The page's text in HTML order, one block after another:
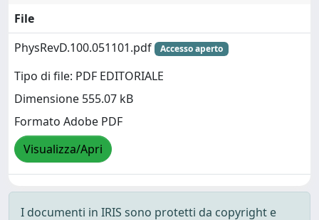
File
PhysRevD.100.051101.pdf
Accesso aperto
Tipo di file: PDF EDITORIALE
Dimensione 555.07 kB
Formato Adobe PDF
Visualizza/Apri
I documenti in IRIS sono protetti da copyright e